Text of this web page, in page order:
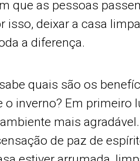
que as pessoas
isso, deixar a casa
a diferença.
quais são os
inverno? Em primeiro
mais
de paz de